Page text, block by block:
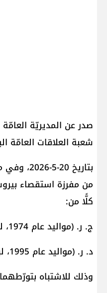
صدر عن المديريّة
شعبة العلاقات العامّة
بتاريخ
من مفرزة استقصاء
كلًّا من:
ج. ر. (مواليد عام 1974، لبناني)
د. ر. (مواليد عام 1995، لبناني)
وذلك للاشتباه